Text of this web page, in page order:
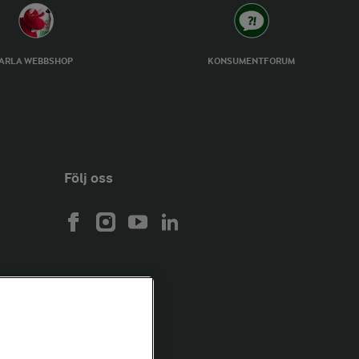
WEBBSHOP KONSUMENTFORUM
Följ oss